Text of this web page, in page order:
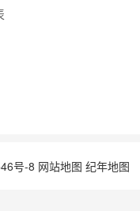
号-8 网站地图 纪年地图